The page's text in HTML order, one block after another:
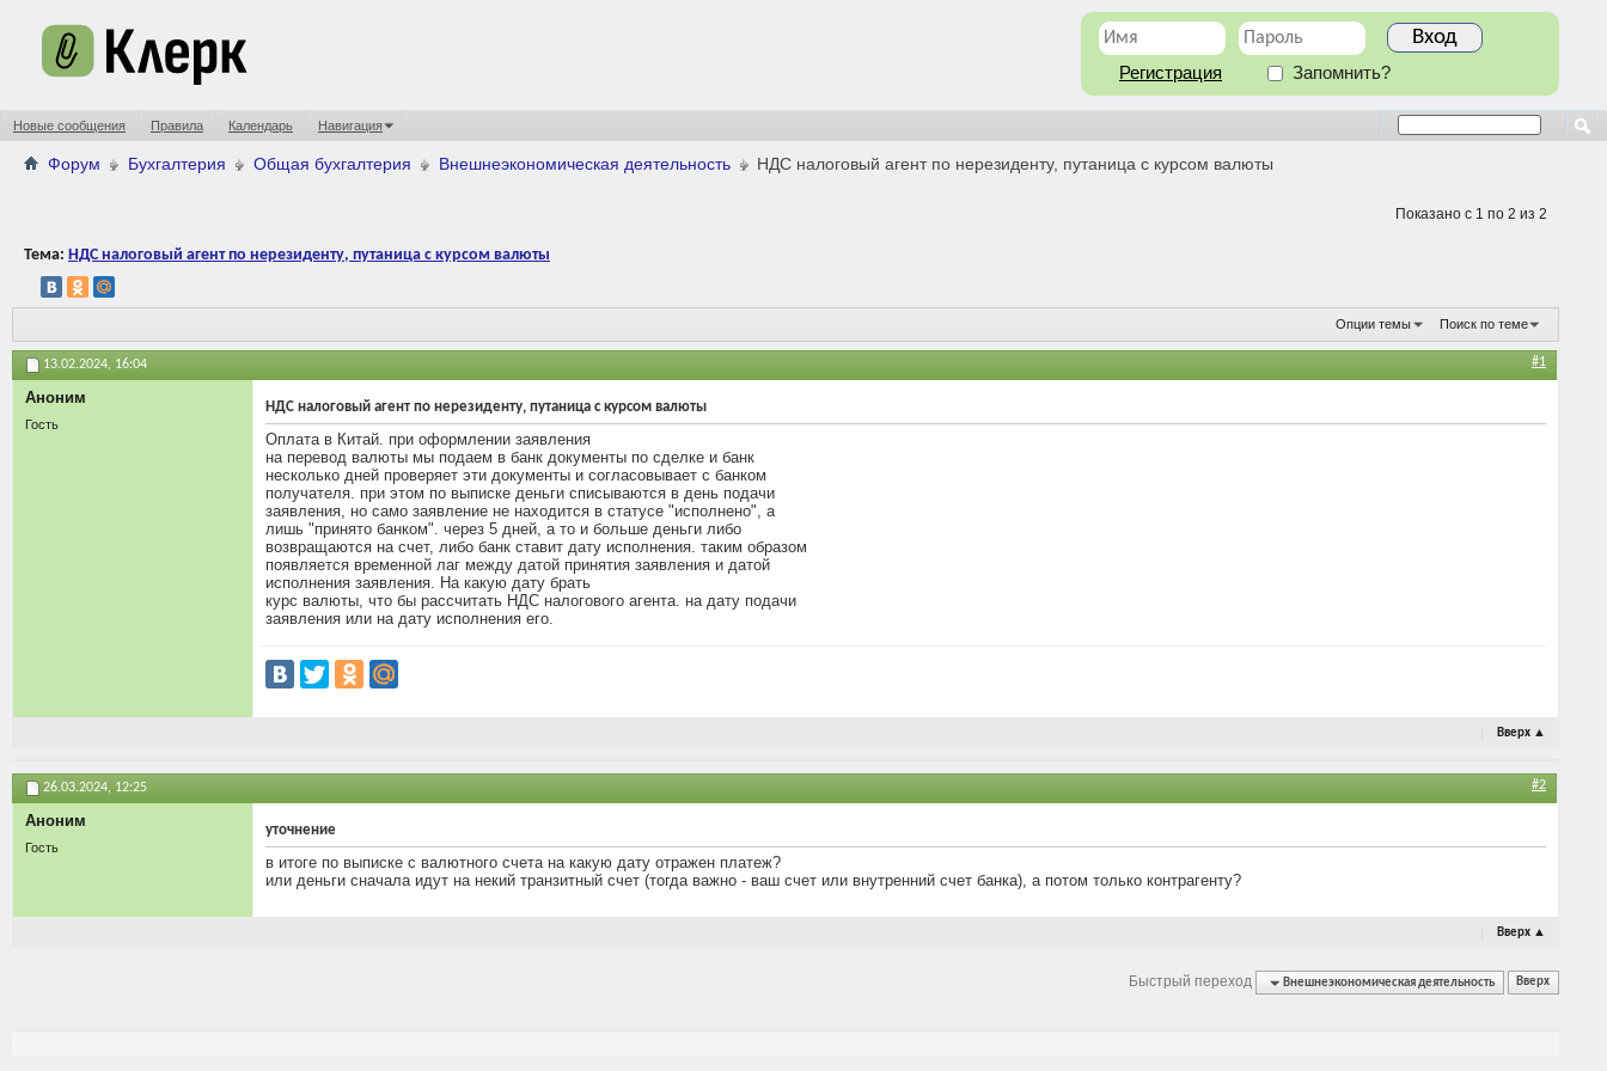
Регистрация Запомнить?
Новые сообщения Правила Календарь Навигация
Форум Бухгалтерия Общая бухгалтерия Внешнеэкономическая деятельность НДС налоговый агент по нерезиденту, путаница с курсом валюты
Показано с 1 по 2 из 2
Тема: НДС налоговый агент по нерезиденту, путаница с курсом валюты
Опции темы Поиск по теме
13.02.2024, 16:04 #1
Аноним
Гость
НДС налоговый агент по нерезиденту, путаница с курсом валюты
Оплата в Китай. при оформлении заявления
на перевод валюты мы подаем в банк документы по сделке и банк
несколько дней проверяет эти документы и согласовывает с банком
получателя. при этом по выписке деньги списываются в день подачи
заявления, но само заявление не находится в статусе "исполнено", а
лишь "принято банком". через 5 дней, а то и больше деньги либо
возвращаются на счет, либо банк ставит дату исполнения. таким образом
появляется временной лаг между датой принятия заявления и датой
исполнения заявления. На какую дату брать
курс валюты, что бы рассчитать НДС налогового агента. на дату подачи
заявления или на дату исполнения его.
Вверх ▲
26.03.2024, 12:25 #2
Аноним
Гость
уточнение
в итоге по выписке с валютного счета на какую дату отражен платеж?
или деньги сначала идут на некий транзитный счет (тогда важно - ваш счет или внутренний счет банка), а потом только контрагенту?
Вверх ▲
Быстрый переход Внешнеэкономическая деятельность Вверх